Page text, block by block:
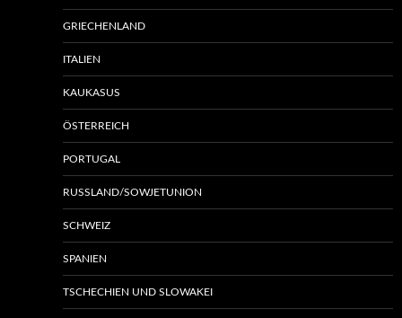
GRIECHENLAND
ITALIEN
KAUKASUS
ÖSTERREICH
PORTUGAL
RUSSLAND/SOWJETUNION
SCHWEIZ
SPANIEN
TSCHECHIEN UND SLOWAKEI